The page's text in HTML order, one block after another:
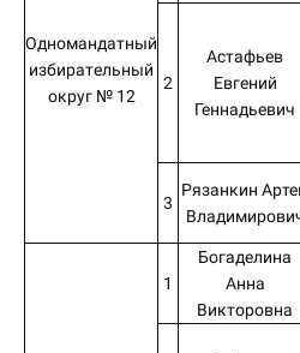
Одномандатный
избирательный
округ № 12
2
Астафьев
Евгений
Геннадьевич
3
Рязанкин
1
Богаделина
Анна
Викторовна